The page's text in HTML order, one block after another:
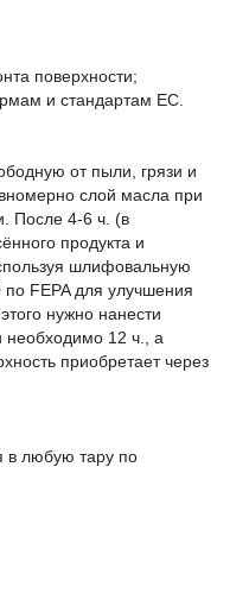
поверхности;
и стандартам ЕС.
от пыли, грязи и
слой масла при
После 4-6 ч. (в
продукта и
шлифовальную
по FEPA для улучшения
нужно нанести
необходимо 12 ч., а
приобретает через
в любую тару по